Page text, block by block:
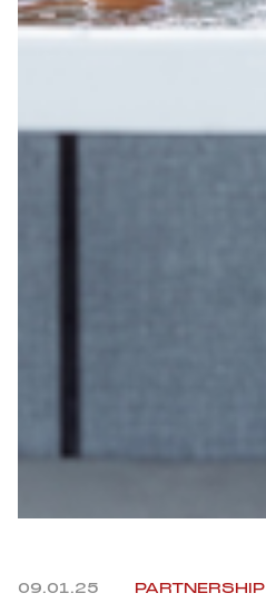
Robe di Kappa x Genoa
Red&Blue Voices
09.01.25 PARTNERSHIP